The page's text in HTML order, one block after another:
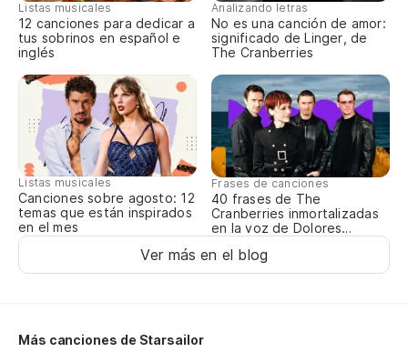
Listas musicales
12 canciones para dedicar a
tus sobrinos en español e
inglés
Analizando letras
No es una canción de amor:
significado de Linger, de
The Cranberries
Listas musicales
Canciones sobre agosto: 12
temas que están inspirados
en el mes
Frases de canciones
40 frases de The
Cranberries inmortalizadas
en la voz de Dolores
Ver más en el blog
Más canciones de Starsailor